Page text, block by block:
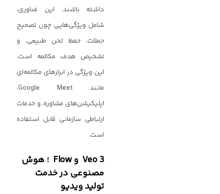
داشته باشند. این فناوری،
شامل ویژگی‌هایی چون تصحیح
جملات، حفظ لحن طبیعی، و
تشخیص هدف مکالمه است.
این ویژگی در ابزارهای مکالمه‌ای
مانند Google Meet،
اپلیکیشن‌های مشاوره، و خدمات
ارتباطی سازمانی قابل استفاده
است.
Veo 3 و Flow ؛ هوش
مصنوعی در خدمت
تولید ویدیو